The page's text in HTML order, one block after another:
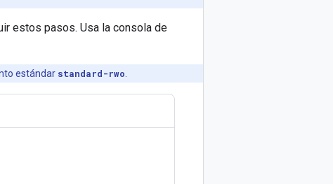
estos pasos. Usa la consola de
estándar standard-rwo